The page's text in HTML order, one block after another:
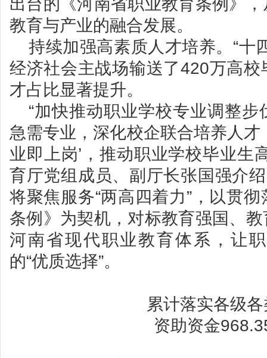
教育与产业的融合发展。
持续加强高素质人才培养。“十
经济社会主战场输送了420万高
才占比显著提升。
“加快推动职业学校专业调整
急需专业，深化校企联合培养人才
业即上岗’，推动职业学校毕业生
育厅党组成员、副厅长张国强介
将聚焦服务“两高四着力”，以贯
条例》为契机，对标教育强国、
河南省现代职业教育体系，让
的“优质选择”。
累计落实各级
资助资金